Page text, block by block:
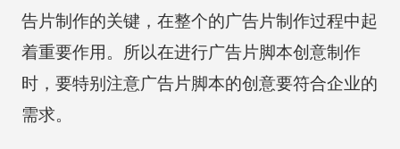
告片制作的关键，在整个的广告片制作过程中起
着重要作用。所以在进行广告片脚本创意制作
时，要特别注意广告片脚本的创意要符合企业的
需求。